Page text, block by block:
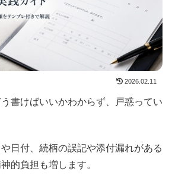
2026.02.11
書けばいいかわからず、戸惑ってい
日付、続柄の誤記や添付漏れがある
的負担も増します。